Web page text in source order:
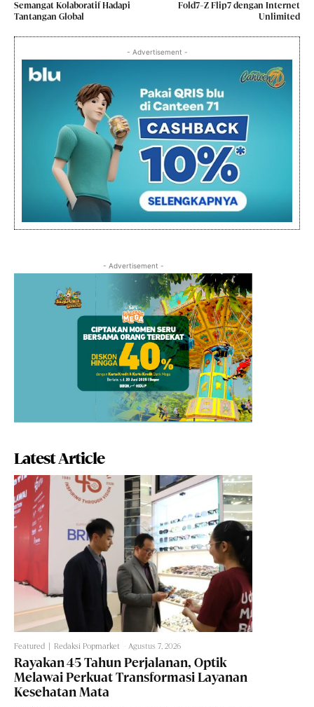
Semangat Kolaboratif Hadapi
Tantangan Global
Fold7-Z Flip7 dengan Internet
Unlimited
- Advertisement -
- Advertisement -
Latest Article
Featured Redaksi Popmarket Agustus 7, 2026
Rayakan 45 Tahun Perjalanan, Optik
Melawai Perkuat Transformasi Layanan
Kesehatan Mata